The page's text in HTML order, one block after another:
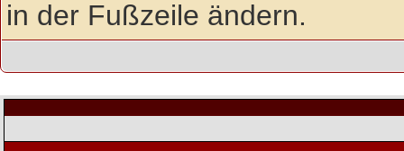
in der Fußzeile ändern.